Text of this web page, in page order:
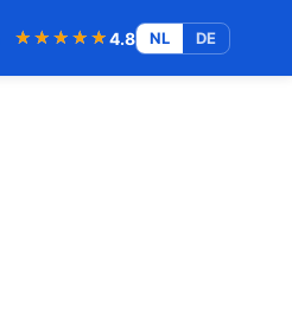
★★★★★
★★★★★4.8 NL DE